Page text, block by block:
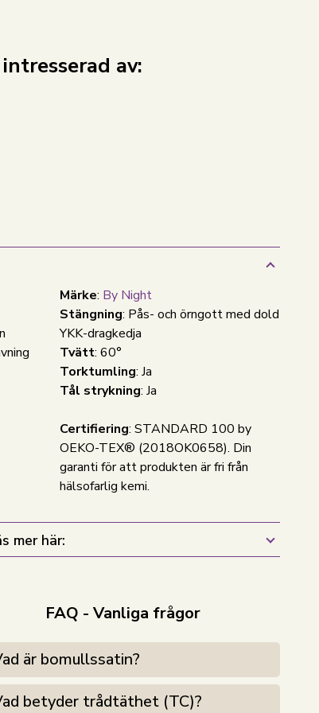
av:
Märke: By Night
Stängning: Pås- och örngott med dold
YKK-dragkedja
Tvätt: 60°
Torktumling: Ja
Tål strykning: Ja
Certifiering: STANDARD 100 by
OEKO-TEX® (2018OK0658). Din
garanti för att produkten är fri från
hälsofarlig kemi.
mer här:
FAQ - Vanliga frågor
är bomullssatin?
betyder trådtäthet (TC)?